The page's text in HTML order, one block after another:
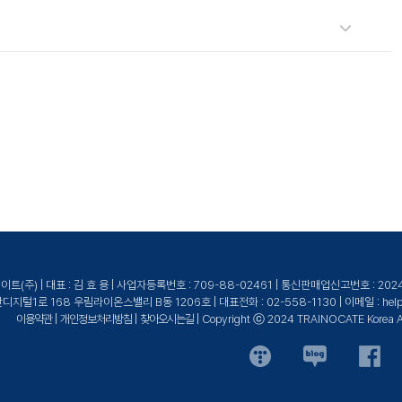
제공합니다.
이트(주) | 대표 : 김 효 용 | 사업자등록번호 : 709-88-02461 | 통신판매업신고번호 :
디지털1로 168 우림라이온스밸리 B동 1206호 | 대표전화 : 02-558-1130 | 이메일 :
이용약관| 개인정보처리방침 찾아오시는길 | Copyright ⓒ 2024 TRAINOCATE Korea